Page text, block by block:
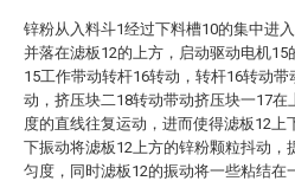
锌粉从入料斗1经过下料槽10的集中进
并落在滤板12的上方，启动驱动电机15
15工作带动转杆16转动，转杆16转动带
动，挤压块二18转动带动挤压块一17在
度的直线往复运动，进而使得滤板12上
下振动将滤板12上方的锌粉颗粒抖动，
匀度，同时滤板12的振动将一些粘结在